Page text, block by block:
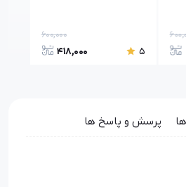
5
600,000
418,000
پرسش و پاسخ ها